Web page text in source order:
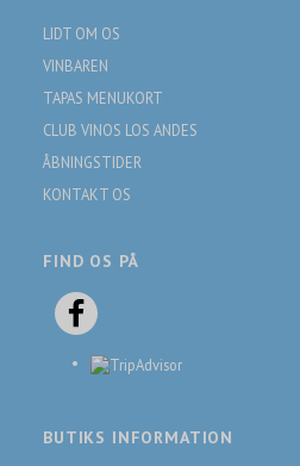
LIDT OM OS
VINBAREN
TAPAS MENUKORT
CLUB VINOS LOS ANDES
ÅBNINGSTIDER
KONTAKT OS
FIND OS PÅ
BUTIKS INFORMATION